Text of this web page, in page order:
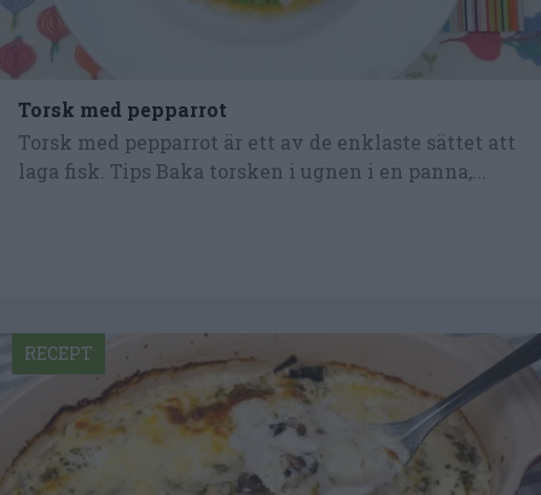
Torsk med pepparrot
Torsk med pepparrot är ett av de enklaste sättet att
laga fisk. Tips Baka torsken i ugnen i en panna,...
RECEPT